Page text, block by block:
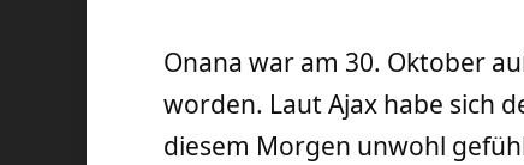
Onana war am 30. Oktober
worden. Laut Ajax habe sich
diesem Morgen unwohl